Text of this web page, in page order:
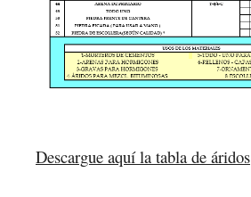
Descargue aquí la tabla de áridos